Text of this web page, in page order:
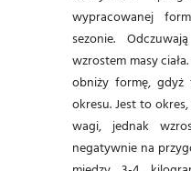
wypracowanej
sezonie.
wzrostem masy
obniży formę, gdyż
okresu. Jest to
wagi, jednak
negatywnie na